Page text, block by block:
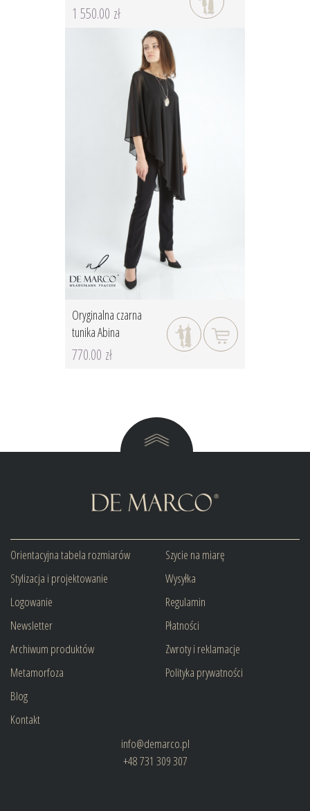
1 550.00 zł
Oryginalna czarna
tunika Abina
770.00 zł
Orientacyjna tabela rozmiarów
Stylizacja i projektowanie
Logowanie
Newsletter
Archiwum produktów
Metamorfoza
Blog
Kontakt
Szycie na miarę
Wysyłka
Regulamin
Płatności
Zwroty i reklamacje
Polityka prywatności
info@demarco.pl
+48 731 309 307